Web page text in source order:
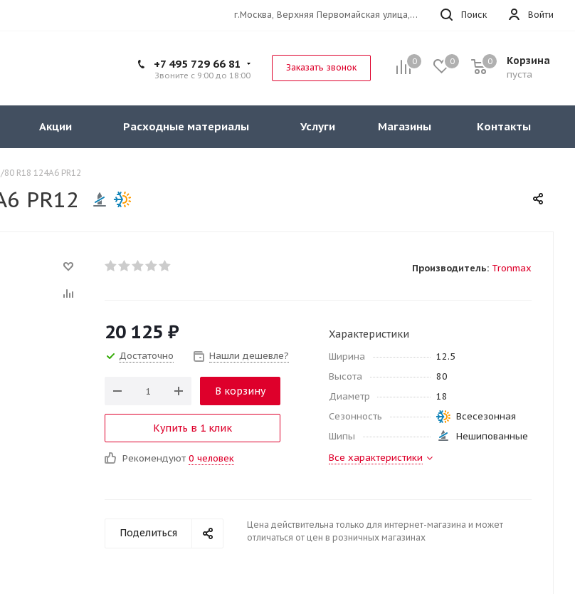
Войти
Поиск
г.Москва, Верхняя Первомайская улица, 47к11 офис 214
0 0 Корзина
пуста
0
+7 495 729 66 81
Звоните с 9:00 до 18:00
Заказать звонок
Акции Расходные материалы Услуги Магазины Контакты
R18 124A6 PR12
PR12
Производитель: Tronmax
20 125 ₽
Достаточно Нашли дешевле?
В корзину
Купить в 1 клик
Рекомендуют 0 человек
Характеристики
Ширина
12.5
Высота
80
Диаметр
18
Сезонность
Всесезонная
Шипы
Нешипованные
Все характеристики
Поделиться
Цена действительна только для интернет-магазина и может
отличаться от цен в розничных магазинах